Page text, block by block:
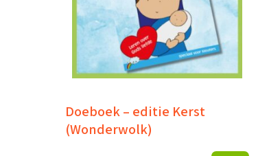
Doeboek – editie Kerst
(Wonderwolk)